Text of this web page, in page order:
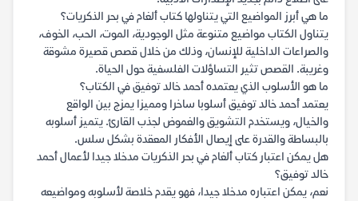
ما هي أبرز المواضيع التي يتناولها كتاب ألغام في بحر الذكريات؟
يتناول الكتاب مواضيع متنوعة مثل الوجودية، الموت، الحب، الخوف،
والصراعات الداخلية للإنسان، وذلك من خلال قصص قصيرة مشوقة
وغريبة. القصص تثير التساؤلات الفلسفية حول الحياة.
ما هو الأسلوب الذي يعتمده أحمد خالد توفيق في الكتاب؟
يعتمد أحمد خالد توفيق أسلوبا ساخرا ومميزا يمزج بين الواقع
والخيال، ويستخدم التشويق والغموض لجذب القارئ. يتميز أسلوبه
بالبساطة والقدرة على إيصال الأفكار المعقدة بشكل سلس.
هل يمكن اعتبار كتاب ألغام في بحر الذكريات مدخلا جيدا لأعمال أحمد
خالد توفيق؟
نعم، يمكن اعتباره مدخلا جيدا، فهو يقدم خلاصة لأسلوبه ومواضيعه